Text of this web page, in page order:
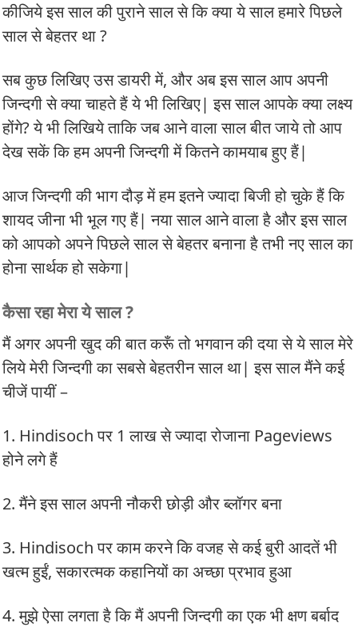
कीजिये इस साल की पुराने साल से कि क्या ये साल हमारे पिछले
साल से बेहतर था ?
सब कुछ लिखिए उस डायरी में, और अब इस साल आप अपनी
जिन्दगी से क्या चाहते हैं ये भी लिखिए| इस साल आपके क्या लक्ष्य
होंगे? ये भी लिखिये ताकि जब आने वाला साल बीत जाये तो आप
देख सकें कि हम अपनी जिन्दगी में कितने कामयाब हुए हैं|
आज जिन्दगी की भाग दौड़ में हम इतने ज्यादा बिजी हो चुके हैं कि
शायद जीना भी भूल गए हैं| नया साल आने वाला है और इस साल
को आपको अपने पिछले साल से बेहतर बनाना है तभी नए साल का
होना सार्थक हो सकेगा|
कैसा रहा मेरा ये साल ?
मैं अगर अपनी खुद की बात करूँ तो भगवान की दया से ये साल मेरे
लिये मेरी जिन्दगी का सबसे बेहतरीन साल था| इस साल मैंने कई
चीजें पायीं –
1. Hindisoch पर 1 लाख से ज्यादा रोजाना Pageviews
होने लगे हैं
2. मैंने इस साल अपनी नौकरी छोड़ी और ब्लॉगर बना
3. Hindisoch पर काम करने कि वजह से कई बुरी आदतें भी
खत्म हुईं, सकारत्मक कहानियों का अच्छा प्रभाव हुआ
4. मुझे ऐसा लगता है कि मैं अपनी जिन्दगी का एक भी क्षण बर्बाद